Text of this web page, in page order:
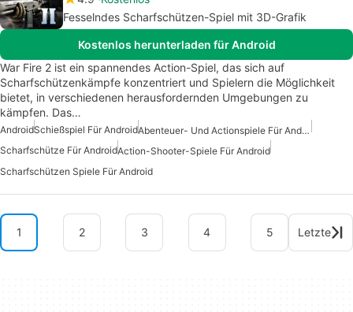
Fesselndes Scharfschützen-Spiel mit 3D-Grafik
Kostenlos herunterladen für Android
War Fire 2 ist ein spannendes Action-Spiel, das sich auf
Scharfschützenkämpfe konzentriert und Spielern die Möglichkeit
bietet, in verschiedenen herausfordernden Umgebungen zu
kämpfen. Das…
AndroidSchießspiel Für Android
Abenteuer- Und Actionspiele Für Android
Scharfschütze Für AndroidAction-Shooter-Spiele Für Android
Scharfschützen Spiele Für Android
1 2 3 4 5 Letzte